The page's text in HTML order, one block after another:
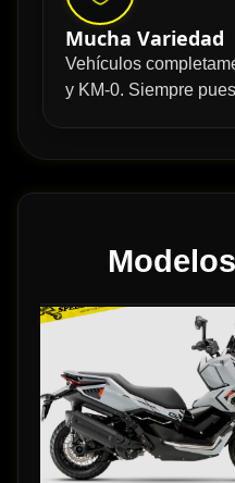
Mucha Variedad
Vehículos
y KM-0. Siempre